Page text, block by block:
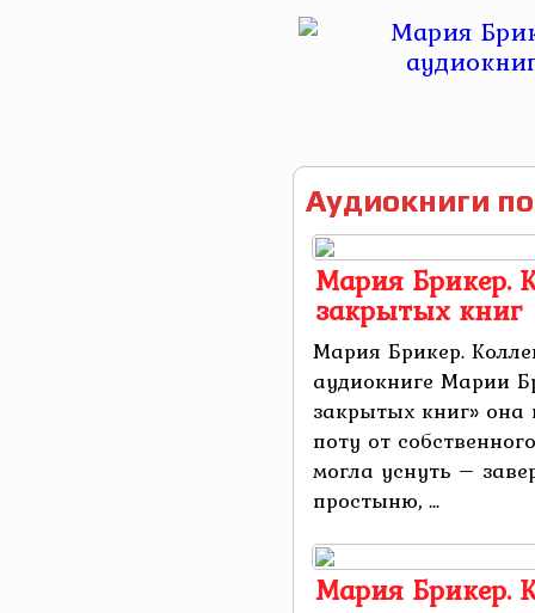
Аудиокниги
Мария Брикер.
закрытых книг
Мария Брикер.
аудиокниге Марии
закрытых книг»
поту от
могла уснуть –
простыню, ...
Мария Брикер.